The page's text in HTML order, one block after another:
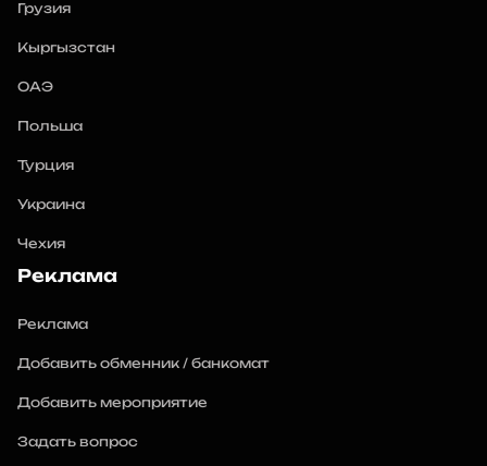
Грузия
Кыргызстан
ОАЭ
Польша
Турция
Украина
Чехия
Реклама
Реклама
Добавить обменник / банкомат
Добавить мероприятие
Задать вопрос